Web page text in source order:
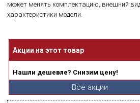
может менять комплектацию, внешний вид
характеристики модели.
Акции на этот товар
Нашли дешевле? Снизим цену!
Все акции